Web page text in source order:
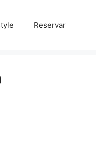
Reservar